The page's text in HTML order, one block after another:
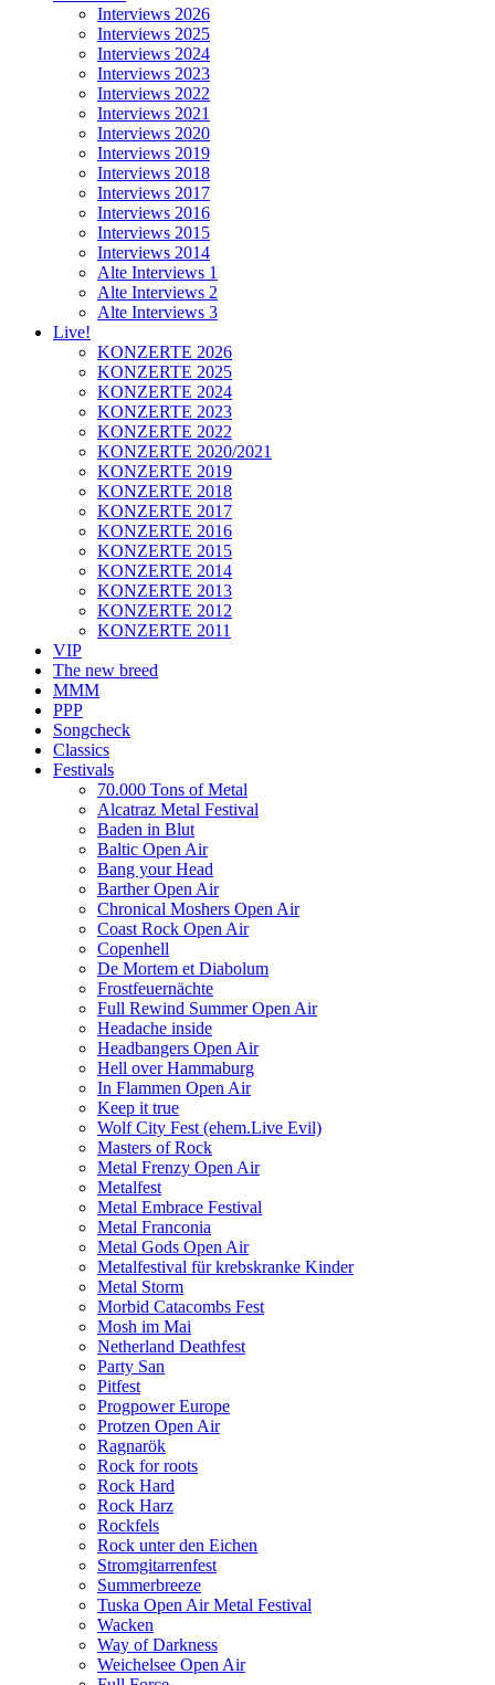
Interviews 2026
Interviews 2025
Interviews 2024
Interviews 2023
Interviews 2022
Interviews 2021
Interviews 2020
Interviews 2019
Interviews 2018
Interviews 2017
Interviews 2016
Interviews 2015
Interviews 2014
Alte Interviews 1
Alte Interviews 2
Alte Interviews 3
Live!
KONZERTE 2026
KONZERTE 2025
KONZERTE 2024
KONZERTE 2023
KONZERTE 2022
KONZERTE 2020/2021
KONZERTE 2019
KONZERTE 2018
KONZERTE 2017
KONZERTE 2016
KONZERTE 2015
KONZERTE 2014
KONZERTE 2013
KONZERTE 2012
KONZERTE 2011
VIP
The new breed
MMM
PPP
Songcheck
Classics
Festivals
70.000 Tons of Metal
Alcatraz Metal Festival
Baden in Blut
Baltic Open Air
Bang your Head
Barther Open Air
Chronical Moshers Open Air
Coast Rock Open Air
Copenhell
De Mortem et Diabolum
Frostfeuernächte
Full Rewind Summer Open Air
Headache inside
Headbangers Open Air
Hell over Hammaburg
In Flammen Open Air
Keep it true
Wolf City Fest (ehem.Live Evil)
Masters of Rock
Metal Frenzy Open Air
Metalfest
Metal Embrace Festival
Metal Franconia
Metal Gods Open Air
Metalfestival für krebskranke Kinder
Metal Storm
Morbid Catacombs Fest
Mosh im Mai
Netherland Deathfest
Party San
Pitfest
Progpower Europe
Protzen Open Air
Ragnarök
Rock for roots
Rock Hard
Rock Harz
Rockfels
Rock unter den Eichen
Stromgitarrenfest
Summerbreeze
Tuska Open Air Metal Festival
Wacken
Way of Darkness
Weichelsee Open Air